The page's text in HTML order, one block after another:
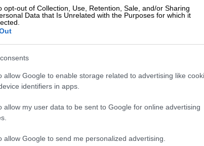
opt-out of Collection, Use, Retention, Sale, and/or Sharing
Data that Is Unrelated with the Purposes for which it
allow Google to enable storage related to advertising like
identifiers in apps.
allow my user data to be sent to Google for online advertising
allow Google to send me personalized advertising.
ποιο λόγο - Οι ώρες
Ιδιωτικά πανεπιστήμια: Ξεκίνησε